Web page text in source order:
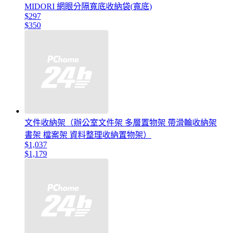
MIDORI 網眼分隔寬底收納袋(寬底)
$297
$350
文件收納架（辦公室文件架 多層置物架 帶滑輪收納架
書架 檔案架 資料整理收納置物架）
$1,037
$1,179